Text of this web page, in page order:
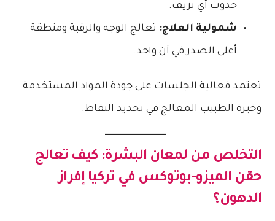
حدوث أي نزيف.
شمولية العلاج: تعالج الوجه والرقبة ومنطقة
أعلى الصدر في آن واحد.
تعتمد فعالية الجلسات على جودة المواد المستخدمة
وخبرة الطبيب المعالج في تحديد النقاط.
التخلص من لمعان البشرة: كيف تعالج
حقن الميزو-بوتوكس في تركيا إفراز
الدهون؟